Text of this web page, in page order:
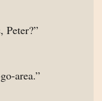
Peter?”
area.”